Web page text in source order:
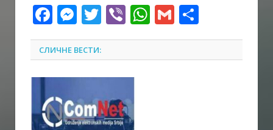
Facebook
Messenger
Twitter
ViberWhatsApp
Gmail
СЛИЧНЕ ВЕСТИ: